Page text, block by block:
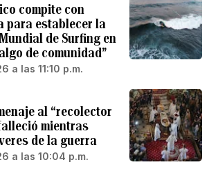
compite con
para establecer la
de Surfing en
de comunidad”
a las 11:10 p.m.
al “recolector
mientras
de la guerra
a las 10:04 p.m.